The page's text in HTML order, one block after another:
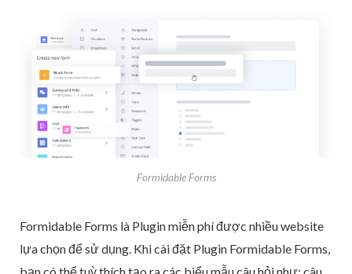
Formidable Forms
Formidable Forms là Plugin miễn phí được nhiều website
lựa chọn để sử dụng. Khi cài đặt Plugin Formidable Forms,